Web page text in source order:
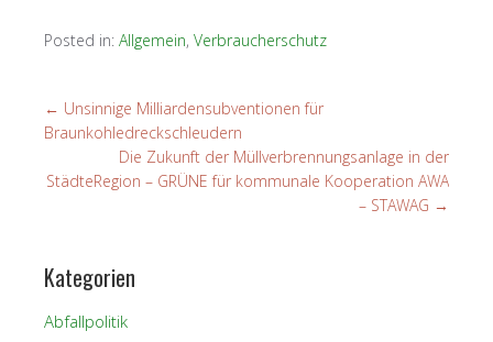
Posted in: Allgemein, Verbraucherschutz
← Unsinnige Milliardensubventionen für
Braunkohledreckschleudern
Die Zukunft der Müllverbrennungsanlage in der
StädteRegion – GRÜNE für kommunale Kooperation AWA
– STAWAG →
Kategorien
Abfallpolitik